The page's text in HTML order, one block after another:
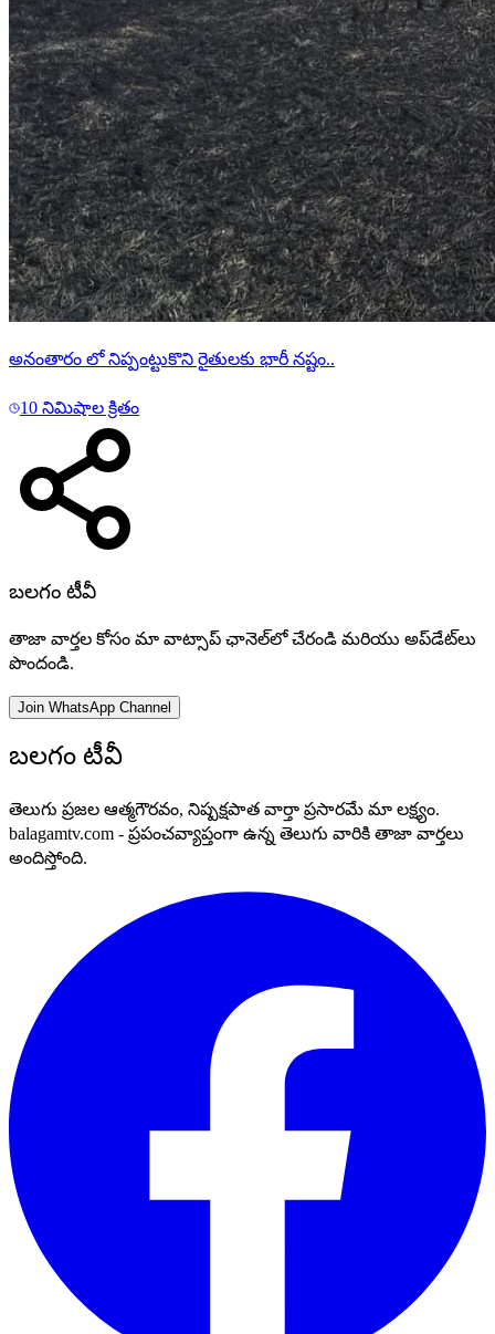
అనంతారం లో నిప్పంట్టుకొని రైతులకు భారీ నష్టం..
10 నిమిషాల క్రితం
బలగం టీవీ
తాజా వార్తల కోసం మా వాట్సాప్ ఛానెల్‌లో చేరండి మరియు అప్‌డేట్‌లు
పొందండి.
Join WhatsApp Channel
బలగం టీవీ
తెలుగు ప్రజల ఆత్మగౌరవం, నిష్పక్షపాత వార్తా ప్రసారమే మా లక్ష్యం.
balagamtv.com - ప్రపంచవ్యాప్తంగా ఉన్న తెలుగు వారికి తాజా వార్తలు
అందిస్తోంది.